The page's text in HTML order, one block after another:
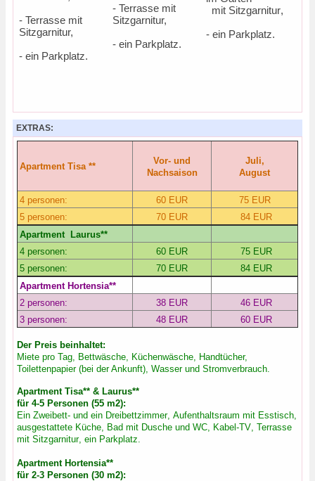
- Terrasse mit
Sitzgarnitur,
- ein Parkplatz.
- Terrasse mit
Sitzgarnitur,
- ein Parkplatz.
mit Sitzgarnitur,
- ein Parkplatz.
EXTRAS:
ApartmentTisa **
Vor- und
Nachsaison
Juli,
August
4 personen: 60 EUR
75 EUR
5 personen: 70 EUR
84 EUR
ApartmentLaurus**
4 personen: 60 EUR
75 EUR
5 personen: 70 EUR
84 EUR
ApartmentHortensia**
2 personen: 38 EUR
46 EUR
3 personen: 48 EUR 60 EUR
Der Preis beinhaltet:
Miete pro Tag, Bettwäsche, Küchenwäsche, Handtücher,
Toilettenpapier (bei der Ankunft), Wasser und Stromverbrauch.
ApartmentTisa** & Laurus**
für 4-5 Personen (55 m2):
Ein Zweibett- und ein Dreibettzimmer, Aufenthaltsraum mit Esstisch,
ausgestattete Küche, Bad mit Dusche und WC, Kabel-TV, Terrasse
mit Sitzgarnitur, ein Parkplatz.
Apartment Hortensia**
für 2-3 Personen (30 m2):